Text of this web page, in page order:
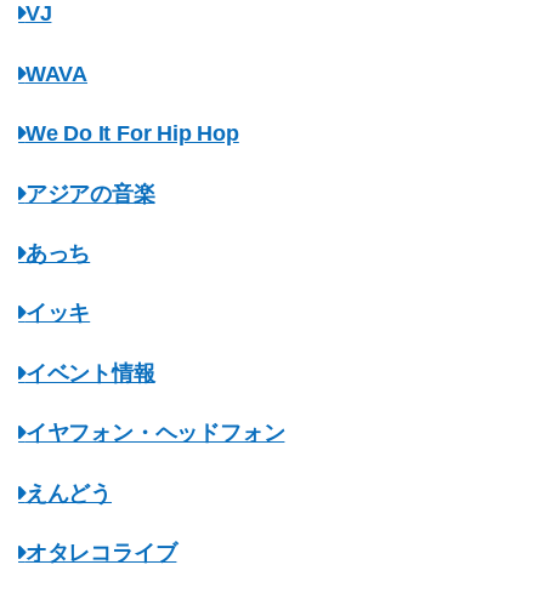
VJ
WAVA
We Do It For Hip Hop
アジアの音楽
あっち
イッキ
イベント情報
イヤフォン・ヘッドフォン
えんどう
オタレコライブ